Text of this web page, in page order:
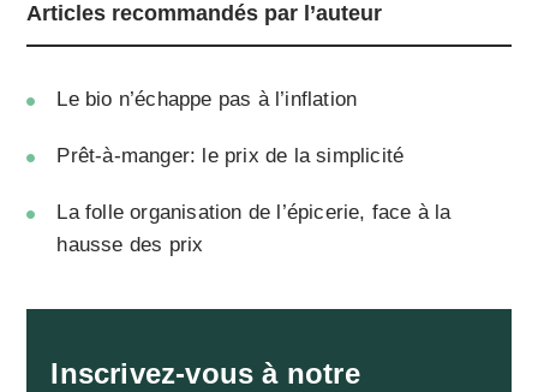
Articles recommandés par l’auteur
Le bio n’échappe pas à l’inflation
Prêt-à-manger: le prix de la simplicité
La folle organisation de l’épicerie, face à la
hausse des prix
Inscrivez-vous à notre